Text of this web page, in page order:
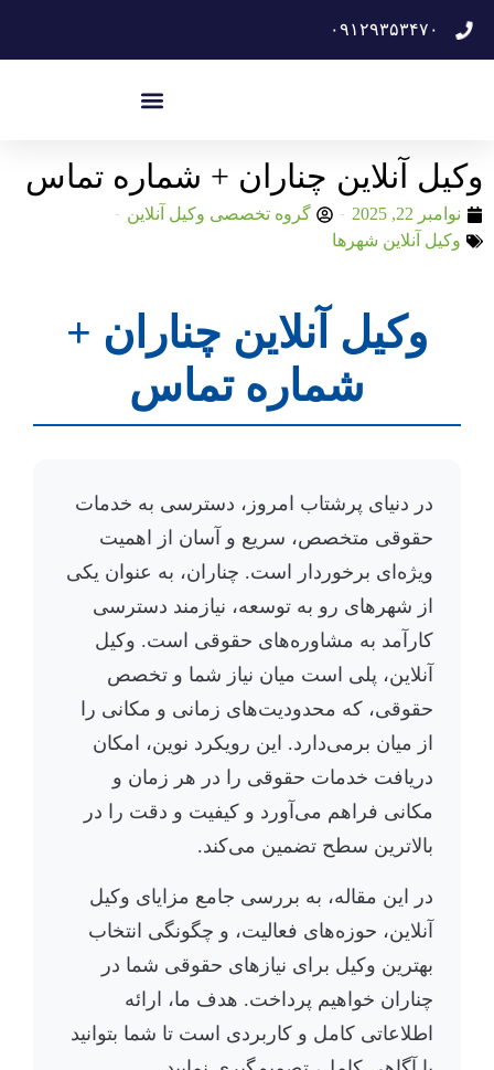
۰۹۱۲۹۳۵۳۴۷۰
وکیل آنلاین چناران + شماره تماس
نوامبر 22, 2025
گروه تخصصی وکیل آنلاین
وکیل آنلاین شهرها
وکیل آنلاین چناران +
شماره تماس
در دنیای پرشتاب امروز، دسترسی به خدمات
حقوقی متخصص، سریع و آسان از اهمیت
ویژه‌ای برخوردار است. چناران، به عنوان یکی
از شهرهای رو به توسعه، نیازمند دسترسی
کارآمد به مشاوره‌های حقوقی است. وکیل
آنلاین، پلی است میان نیاز شما و تخصص
حقوقی، که محدودیت‌های زمانی و مکانی را
از میان برمی‌دارد. این رویکرد نوین، امکان
دریافت خدمات حقوقی را در هر زمان و
مکانی فراهم می‌آورد و کیفیت و دقت را در
بالاترین سطح تضمین می‌کند.
در این مقاله، به بررسی جامع مزایای وکیل
آنلاین، حوزه‌های فعالیت، و چگونگی انتخاب
بهترین وکیل برای نیازهای حقوقی شما در
چناران خواهیم پرداخت. هدف ما، ارائه
اطلاعاتی کامل و کاربردی است تا شما بتوانید